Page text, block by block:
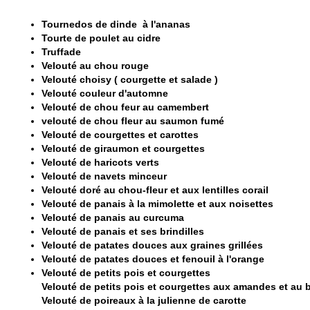
Tournedos de dinde à l'ananas
Tourte de poulet au cidre
Truffade
Velouté au chou rouge
Velouté choisy ( courgette et salade )
Velouté couleur d'automne
Velouté de chou feur au camembert
velouté de chou fleur au saumon fumé
Velouté de courgettes et carottes
Velouté de giraumon et courgettes
Velouté de haricots verts
Velouté de navets minceur
Velouté doré au chou-fleur et aux lentilles corail
Velouté de panais à la mimolette et aux noisettes
Velouté de panais au curcuma
Velouté de panais et ses brindilles
Velouté de patates douces aux graines grillées
Velouté de patates douces et fenouil à l'orange
Velouté de petits pois et courgettes
Velouté de petits pois et courgettes aux amandes et au
Velouté de poireaux à la julienne de carotte